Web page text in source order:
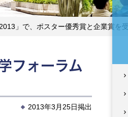
」で、ポスター優秀賞と企業賞を
フォーラム
2013年3月25日掲出